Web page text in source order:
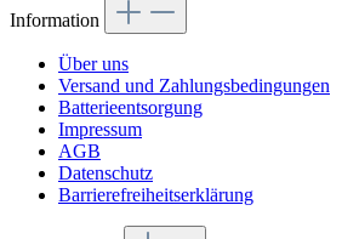
Information
Über uns
Versand und Zahlungsbedingungen
Batterieentsorgung
Impressum
AGB
Datenschutz
Barrierefreiheitserklärung